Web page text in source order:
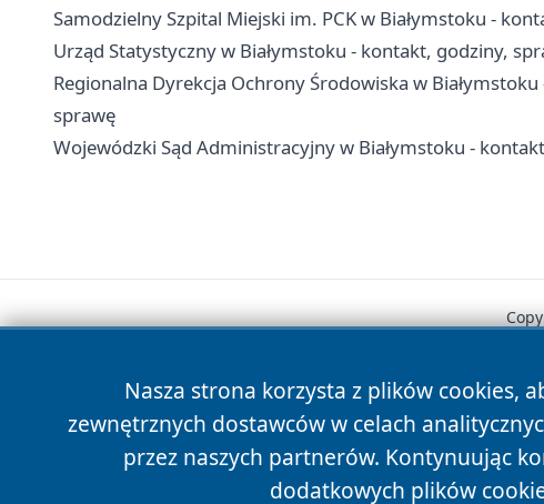
Samodzielny Szpital Miejski im. PCK w Białymstoku -
Urząd Statystyczny w Białymstoku - kontakt, godziny,
Regionalna Dyrekcja Ochrony Środowiska w
sprawę
Wojewódzki Sąd Administracyjny w Białymstoku -
Nasza strona korzysta z plików cookies,
zewnętrznych dostawców w celach
przez naszych partnerów. Kontynuując
dodatkowych plików
News